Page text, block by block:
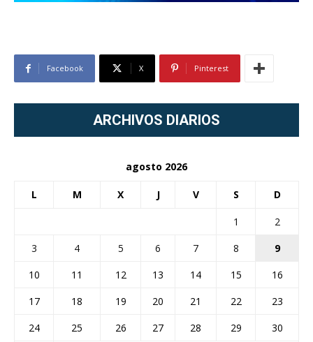
Facebook X Pinterest
ARCHIVOS DIARIOS
agosto 2026
L M X J V S D
1
2
3
4 5 6 7 8
9
10
11 12 13 14 15
16
17
18 19 20 21 22
23
24
25 26 27 28 29
30